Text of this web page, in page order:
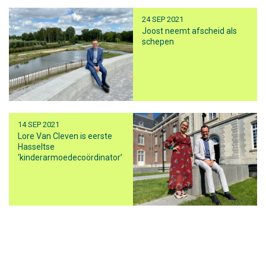
24 SEP 2021
Joost neemt afscheid als
schepen
14 SEP 2021
Lore Van Cleven is eerste
Hasseltse
‘kinderarmoedecoördinator’